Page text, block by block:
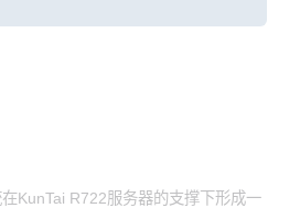
KunTai R722服务器的支撑下形成一